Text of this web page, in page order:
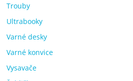
Trouby
Ultrabooky
Varné desky
Varné konvice
Vysavače